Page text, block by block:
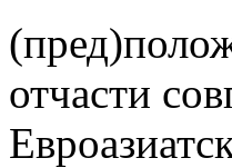
отчасти